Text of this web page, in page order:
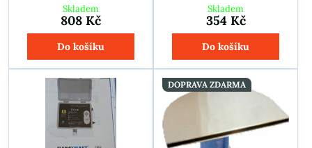
Skladem
808 Kč
Do košíku
Skladem
354 Kč
Do košíku
DOPRAVA ZDARMA